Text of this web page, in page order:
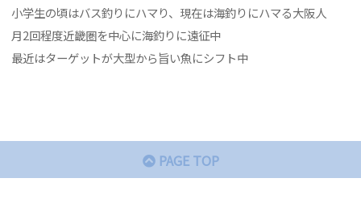
小学生の頃はバス釣りにハマり、現在は海釣りにハマる大阪人
月2回程度近畿圏を中心に海釣りに遠征中
最近はターゲットが大型から旨い魚にシフト中
PAGE TOP